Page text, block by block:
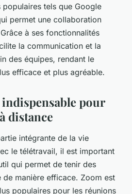
populaires tels que Google
permet une collaboration
à ses fonctionnalités
la communication et la
des équipes, rendant le
efficace et plus agréable.
pour
distance
intégrante de la vie
le télétravail, il est important
qui permet de tenir des
de manière efficace. Zoom est
populaires pour les réunions